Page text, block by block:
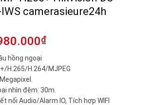
camerasieure24h
₫
hồng ngoại
H.265/H.264/MJPEG
nhìn đêm: 30m.
nối Audio/Alarm IO, Tích hợp WIFI